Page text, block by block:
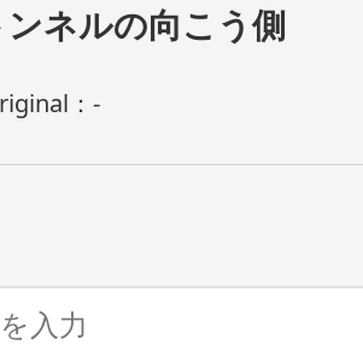
ネルの向こう側
： -